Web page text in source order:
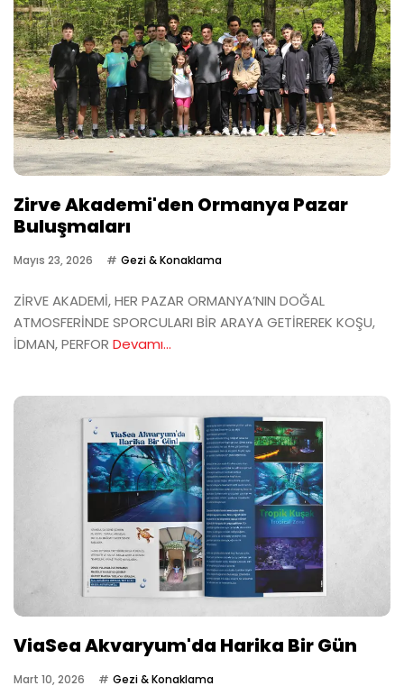
Zirve Akademi'den Ormanya Pazar
Buluşmaları
Mayıs 23, 2026 Gezi & Konaklama
ZİRVE AKADEMİ, HER PAZAR ORMANYA’NIN DOĞAL
ATMOSFERİNDE SPORCULARI BİR ARAYA GETİREREK KOŞU,
İDMAN, PERFOR Devamı...
ViaSea Akvaryum'da Harika Bir Gün
Mart 10, 2026 Gezi & Konaklama